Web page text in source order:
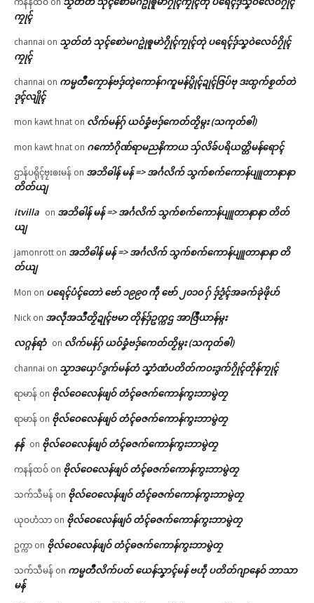
ကၠုၚ်
channai on သၟတ်တံ သုၚ်စောဲမဂဥုဲၜူမာဲဂၠိုၚ်ကၠုၚ်တုဲ ပရေၚ်ဒှ်သၞဝဲလေဝ်ဂၠိုၚ်
ကၠုၚ်
channai on ကမ္မတဳကၠောန်ဗဒှ်တ္ၚဲကောန်ဂကူမန်ပွိုၚ်ဍုၚ်ဇြပ်ဗု ဒးထ္ပက်စၟတ်တဲ
ဒုၚ်လျိုၚ်
mon kawt hnat on လိက်မန်ဂှ် ယဝ်ခၞံဗဒှ်ကေတ်တၟိမ္ဂး (သကုတ်ၜါ)
mon kawt hnat on ဂကောံဂိုဏ်ရာမညနိကာယ သှ်လိခ်ပရိယတ္တိမန်ရောၚ်
ဌာန်ပရိုၚ်ဗၠးၜးမန် on အဘိဓါန် မန် => အၚ်္ဂလိက် သွက်စက်ကောန်ပျူတာနာနာ
တိတ်ယျ
itvilla on အဘိဓါန် မန် => အၚ်္ဂလိက် သွက်စက်ကောန်ပျူတာနာနာ တိတ်
ယျ
jamonrott on အဘိဓါန် မန် => အၚ်္ဂလိက် သွက်စက်ကောန်ပျူတာနာနာ တိ
တ်ယျ
Mon on ပရေၚ်ပံၚ်တောဲ ဗော် ၁၉၉၀ ကဵု ဗော် ၂၀၁၀ ဂှ် ဒှ်ဒၟံၚ်အခက်ခုဲဖိုဟ်
Nick on အလဵုအသဳတၟိဍုၚ်ဗမာ တိုန်ဒှ်ဥက္ကဌ အာဇြဳယာန်မ္ဂး
လဂ္ဂန်ရာံ on လိက်မန်ဂှ် ယဝ်ခၞံဗဒှ်ကေတ်တၟိမ္ဂး (သကုတ်ၜါ)
channai on သၟာဒယှေ်ဒွက်မန်တံ သၞာံဏံပတိတ်ကဝးဒွက်ဂၠိုၚ်တိုန်ကၠုၚ်
ရာမာန် on ဗိုလ်ဝေလေန်ဖျဝ် တံၚ်ဓဇက်ကောန်ကွးဘာမွဲတၠ
ရာမာန် on ဗိုလ်ဝေလေန်ဖျဝ် တံၚ်ဓဇက်ကောန်ကွးဘာမွဲတၠ
နန် on ဗိုလ်ဝေလေန်ဖျဝ် တံၚ်ဓဇက်ကောန်ကွးဘာမွဲတၠ
ကနန်ထဝ် on ဗိုလ်ဝေလေန်ဖျဝ် တံၚ်ဓဇက်ကောန်ကွးဘာမွဲတၠ
သက်သီမန် on ဗိုလ်ဝေလေန်ဖျဝ် တံၚ်ဓဇက်ကောန်ကွးဘာမွဲတၠ
ယုဝဟံသာ on ဗိုလ်ဝေလေန်ဖျဝ် တံၚ်ဓဇက်ကောန်ကွးဘာမွဲတၠ
ဥက္ကာ on ဗိုလ်ဝေလေန်ဖျဝ် တံၚ်ဓဇက်ကောန်ကွးဘာမွဲတၠ
သက်သီမန် on ကမ္မတဳလိက်ပတ် ယေန်သၞာၚ်မန် ဗဟဵု ပတိတ်ဂျာနေဝ် ဘာသာ
မန်